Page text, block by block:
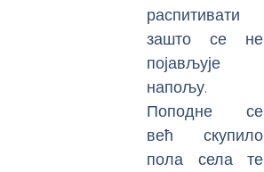
распитивати
зашто се не
појављује
напољу.
Поподне се
већ скупило
пола села те